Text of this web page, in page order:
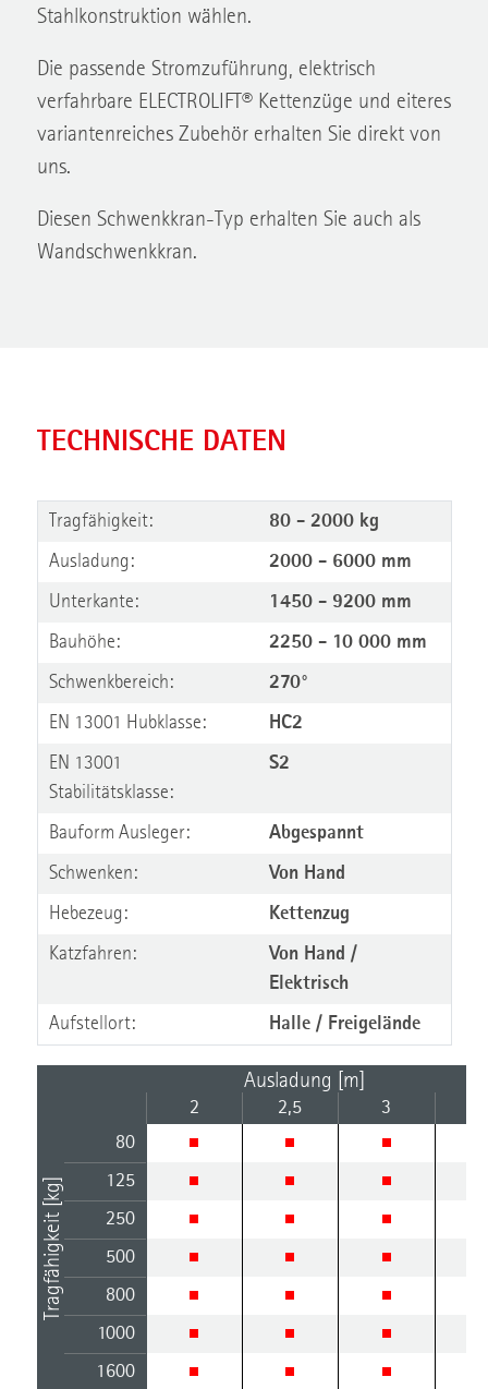
Stahlkonstruktion wählen.
Die passende Stromzuführung, elektrisch
verfahrbare ELECTROLIFT® Kettenzüge und eiteres
variantenreiches Zubehör erhalten Sie direkt von
uns.
Diesen Schwenkkran-Typ erhalten Sie auch als
Wandschwenkkran.
TECHNISCHE DATEN
Tragfähigkeit: 80 - 2000 kg
Ausladung: 2000 - 6000 mm
Unterkante: 1450 - 9200 mm
Bauhöhe: 2250 - 10 000 mm
Schwenkbereich: 270°
EN 13001 Hubklasse: HC2
EN 13001
Stabilitätsklasse:
S2
Bauform Ausleger: Abgespannt
Schwenken: Von Hand
Hebezeug: Kettenzug
Katzfahren:
Von Hand /
Elektrisch
Aufstellort: Halle / Freigelände
Ausladung [m]
Tragfähigkeit [kg]
2 2,5 3
80
125
250
500
800
1000
1600